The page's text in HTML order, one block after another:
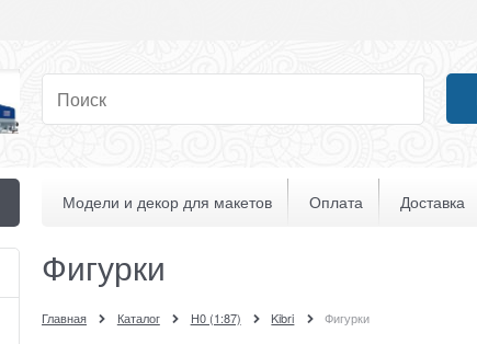
Модели и декор для макетов Оплата Доставка
Фигурки
Главная Каталог H0 (1:87) Kibri Фигурки